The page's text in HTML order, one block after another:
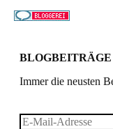
Immer die neusten
E-